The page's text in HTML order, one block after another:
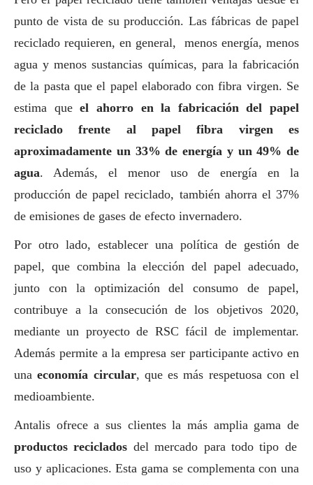
punto de vista de su producción. Las fábricas de papel
reciclado requieren, en general, menos energía, menos
agua y menos sustancias químicas, para la fabricación
de la pasta que el papel elaborado con fibra virgen. Se
estima queel ahorro en la fabricación del papel
reciclado frente al papel fibra virgen es
aproximadamente un 33% de energía y un 49% de
agua. Además, el menor uso de energía en la
producción de papel reciclado, también ahorra el 37%
de emisiones de gases de efecto invernadero.
Por otro lado, establecer una política de gestión de
papel, que combina la elección del papel adecuado,
junto con la optimización del consumo de papel,
contribuye a la consecución de los objetivos 2020,
mediante un proyecto de RSC fácil de implementar.
Además permite a la empresa ser participante activo en
unaeconomía circular, que es más respetuosa con el
medioambiente.
Antalis ofrece a sus clientes la más amplia gama de
productos reciclados del mercado para todo tipo de
uso y aplicaciones. Esta gama se complementa con una